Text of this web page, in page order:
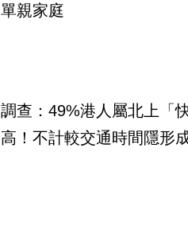
單親家庭
調查：49%港人屬北上「
高！不計較交通時間隱形